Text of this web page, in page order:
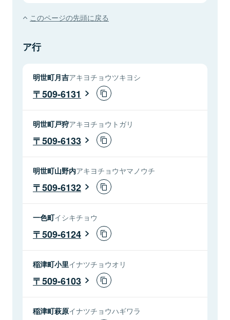
このページの先頭に戻る
ア行
明世町月吉アキヨチョウツキヨシ
509-6131
明世町戸狩アキヨチョウトガリ
509-6133
明世町山野内アキヨチョウヤマノウチ
509-6132
一色町イシキチョウ
509-6124
稲津町小里イナツチョウオリ
509-6103
稲津町萩原イナツチョウハギワラ